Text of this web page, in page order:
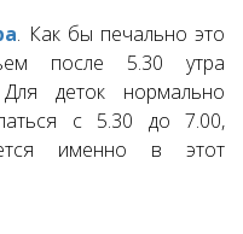
. Как бы печально это
после 5.30 утра
деток нормально
с 5.30 до 7.00,
именно в этот